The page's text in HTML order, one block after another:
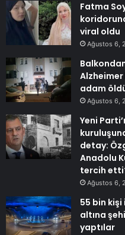
Fatma
viral oldu
Ağustos 6,
Alzheimer
adam
Ağustos 6,
Yeni
detay:
Anadolu
tercih
Ağustos 6,
55 bin
altına
yaptılar